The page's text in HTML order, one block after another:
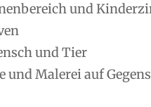
und
und Tier
und Malerei auf